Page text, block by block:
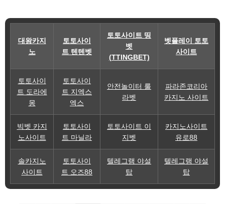
대왕카지
노
토토사이
트 텐텐벳
토토사이트 띵
벳
(TTINGBET)
벳플레이 토토
사이트
토토사이
트 도라에
몽
토토사이
트 지엑스
엑스
안전놀이터 룰
라벳
파라존코리아
카지노 사이트
빅벳 카지
노사이트
토토사이
트 마닐라
토토사이트 이
지벳
카지노사이트
유로88
솔카지노
사이트
토토사이
트 오즈88
텔레그램 야설
탑
텔레그램 야설
탑